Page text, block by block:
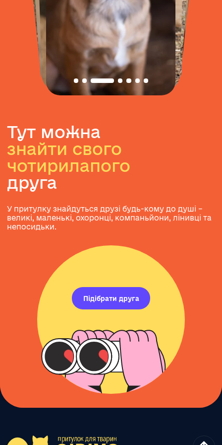
Тут можна
знайти свого
чотирилапого
друга
У притулку знайдуться друзі будь-кому до душі –
великі, маленькі, охоронці, компаньйони, лінивці та
непосидьки.
Підібрати друга